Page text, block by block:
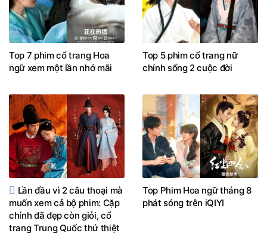
Top 7 phim cổ trang Hoa
ngữ xem một lần nhớ mãi
Top 5 phim cổ trang nữ
chính sống 2 cuộc đời
Lần đầu vì 2 câu thoại mà
muốn xem cả bộ phim: Cặp
chính đã đẹp còn giỏi, cổ
trang Trung Quốc thứ thiệt
Top Phim Hoa ngữ tháng 8
phát sóng trên iQIYI